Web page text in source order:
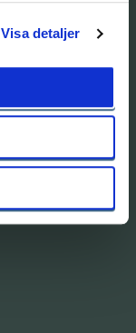
Visa detaljer